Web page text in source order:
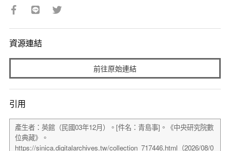
資源連結
前往原始連結
引用